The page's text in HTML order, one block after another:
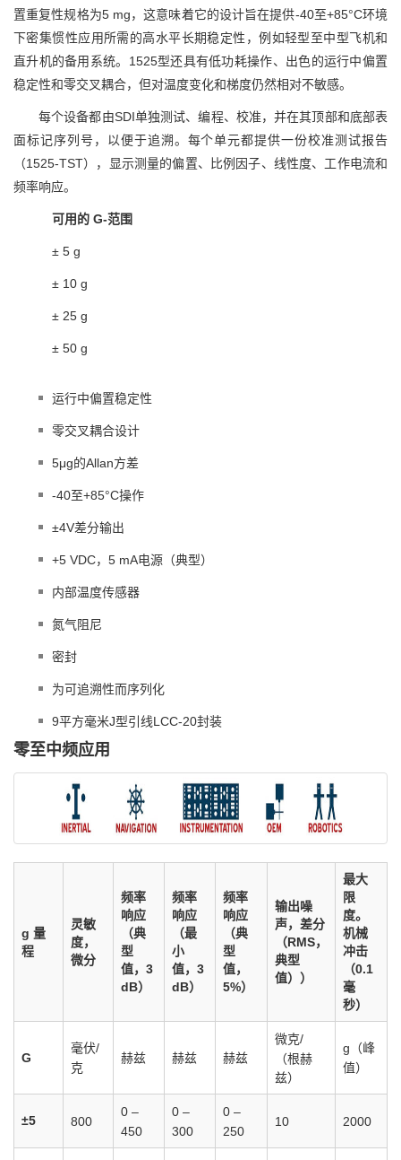
置重复性规格为5 mg，这意味着它的设计旨在提供-40至+85°C环境
下密集惯性应用所需的高水平长期稳定性，例如轻型至中型飞机和
直升机的备用系统。1525型还具有低功耗操作、出色的运行中偏置
稳定性和零交叉耦合，但对温度变化和梯度仍然相对不敏感。
每个设备都由SDI单独测试、编程、校准，并在其顶部和底部表
面标记序列号，以便于追溯。每个单元都提供一份校准测试报告
（1525-TST），显示测量的偏置、比例因子、线性度、工作电流和
频率响应。
可用的 G-范围
± 5 g
± 10 g
± 25 g
± 50 g
运行中偏置稳定性
零交叉耦合设计
5μg的Allan方差
-40至+85°C操作
±4V差分输出
+5 VDC，5 mA电源（典型）
内部温度传感器
氮气阻尼
密封
为可追溯性而序列化
9平方毫米J型引线LCC-20封装
零至中频应用
g 量
程
灵敏
度，
微分
频率
响应
（典
型
值，3
dB）
频率
响应
（最
小
值，3
dB）
频率
响应
（典
型
值，
5%）
输出噪
声，差分
（RMS，
典型
值））
最大
限
度。
机械
冲击
（0.1
毫
秒）
G
毫伏/
克
赫兹 赫兹 赫兹
微克/
（根赫
兹）
g（峰
值）
±5 800
0 –
450
0 –
300
0 –
250
10 2000